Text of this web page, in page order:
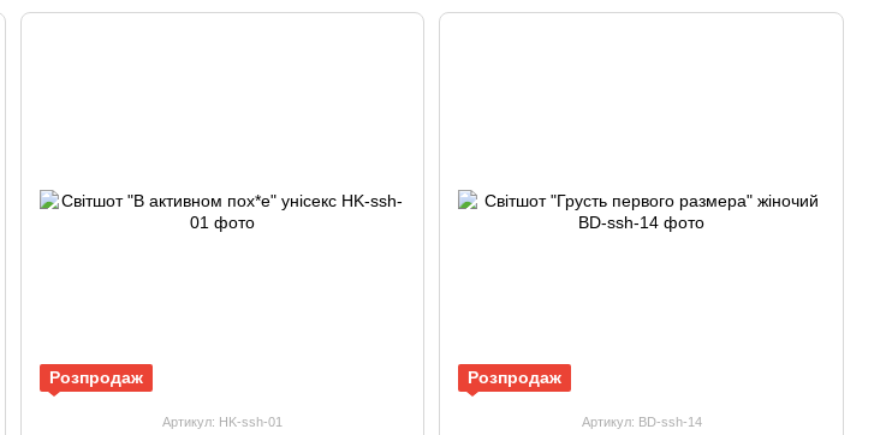
Розпродаж
Артикул: HK-ssh-01
Розпродаж
Артикул: BD-ssh-14